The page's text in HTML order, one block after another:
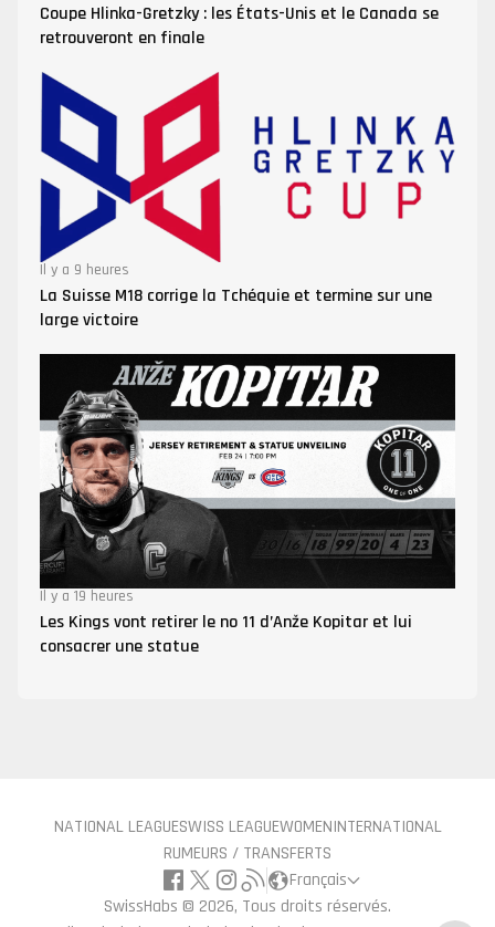
Coupe Hlinka-Gretzky : les États-Unis et le Canada se
retrouveront en finale
Il y a 9 heures
La Suisse M18 corrige la Tchéquie et termine sur une
large victoire
Il y a 19 heures
Les Kings vont retirer le no 11 d’Anže Kopitar et lui
consacrer une statue
NATIONAL LEAGUESWISS LEAGUEWOMENINTERNATIONAL
RUMEURS / TRANSFERTS
Français
SwissHabs © 2026, Tous droits réservés.